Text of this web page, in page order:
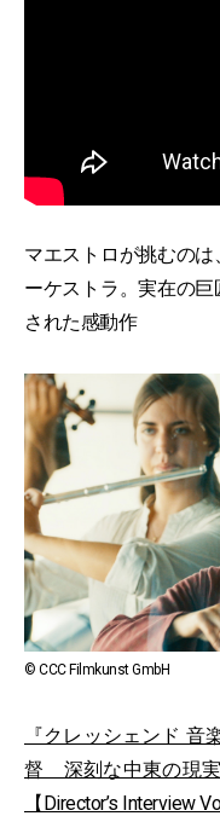
マエストロが挑むの
ーケストラ。実在の
された感動作
© CCC Filmkunst GmbH
『クレッシェンド 音
督 深刻な中東の現
【Director’s Interview